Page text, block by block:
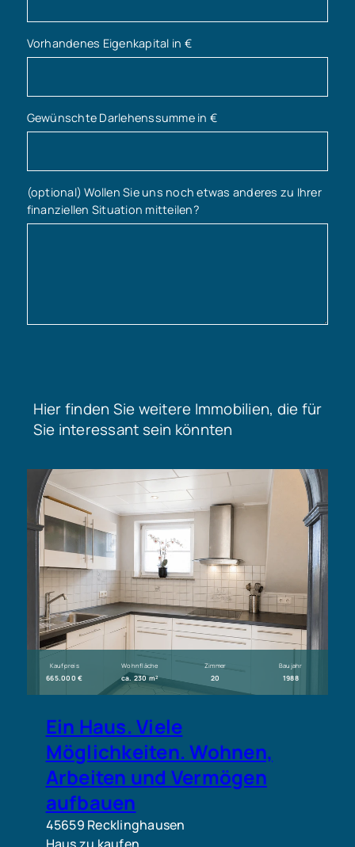
Vorhandenes Eigenkapital in €
Gewünschte Darlehenssumme in €
(optional) Wollen Sie uns noch etwas anderes zu Ihrer
finanziellen Situation mitteilen?
Hier finden Sie weitere Immobilien, die für
Sie interessant sein könnten
Kaufpreis
665.000 €
Wohnfläche
ca. 230 m²
Zimmer
20
Baujahr
1988
Ein Haus. Viele
Möglichkeiten. Wohnen,
Arbeiten und Vermögen
aufbauen
45659 Recklinghausen